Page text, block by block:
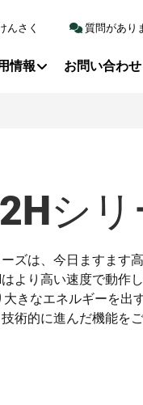
質問があり
んさく
情報 お問い合わせ
シ
ズは、今日ますます
より高い速度で動作
きなエネルギーを出
術的に進んだ機能をご